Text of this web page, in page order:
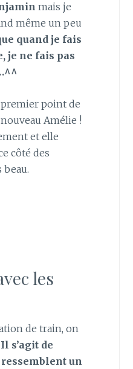
mais je
même un peu
quand je fais
je ne fais pas
point de
Amélie !
et elle
côté des
beau.
les
de train, on
Il s’agit de
un